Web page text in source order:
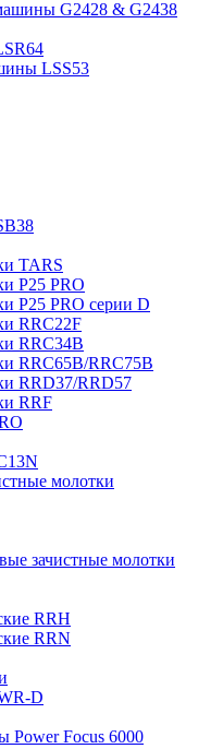
G2428 & G2438
LSS53
TARS
P25 PRO
P25 PRO серии D
RRC22F
RRC34B
RRC65B/RRC75B
RRD37/RRD57
RRF
молотки
зачистные молотки
RRH
RRN
D
Power Focus 6000